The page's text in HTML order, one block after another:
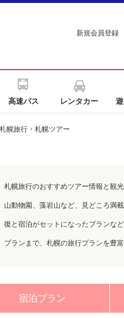
新規会員登録
高速バス レンタカー
幌旅行・札幌ツアー
札幌旅行のおすすめツアー情報と観
山動物園、藻岩山など、見どころ満
復と宿泊がセットになったプランな
プランまで、札幌の旅行プランを豊
宿泊プラン